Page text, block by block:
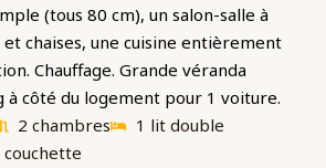
(tous 80 cm), un salon-salle à
chaises, une cuisine entièrement
Chauffage. Grande véranda
à côté du logement pour 1 voiture.
2 chambres
1 lit double
couchette